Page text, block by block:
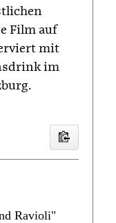
Film auf
mit
im
Ravioli"